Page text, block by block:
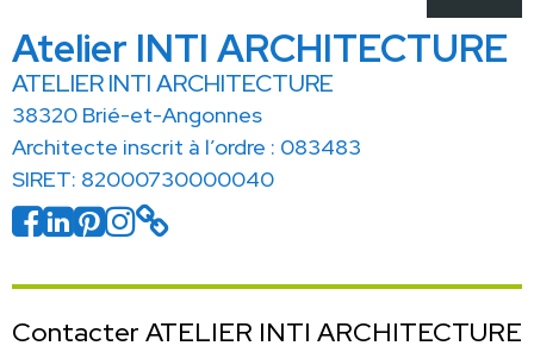
Atelier INTI ARCHITECTURE
ATELIER INTI ARCHITECTURE
38320 Brié-et-Angonnes
Architecte inscrit à l’ordre : 083483
SIRET: 82000730000040
Contacter ATELIER INTI ARCHITECTURE